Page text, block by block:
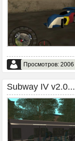
Просмотров: 2006
Subway IV v2.0...